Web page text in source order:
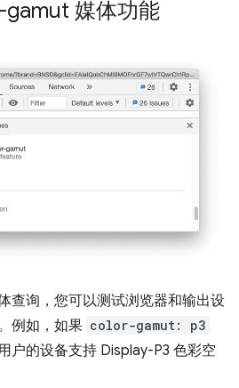
媒体功能
查询，您可以测试浏览器和输出设
例如，如果 color-gamut: p3
户的设备支持 Display-P3 色彩空